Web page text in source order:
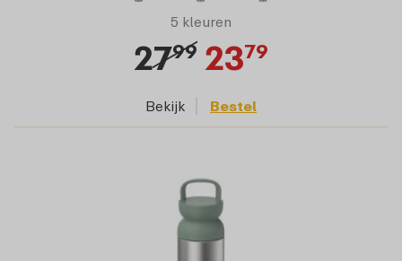
5 kleuren
2799 2379
Bekijk Bestel